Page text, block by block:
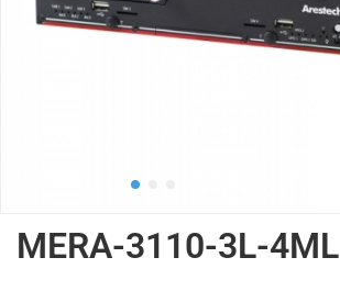
MERA-3110-3L-4ML